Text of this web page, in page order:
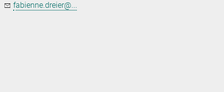
fabienne.dreier@...